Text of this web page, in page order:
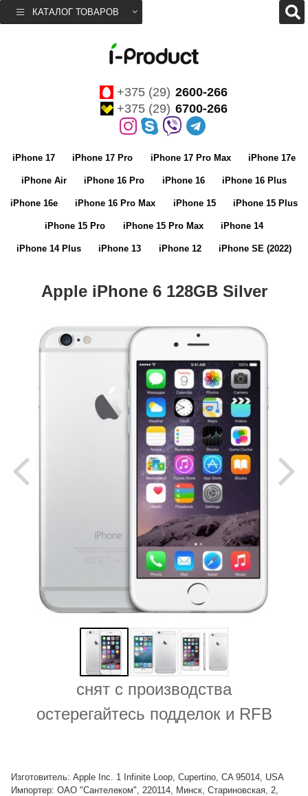
КАТАЛОГ ТОВАРОВ
+375 (29) 2600-266
+375 (29) 6700-266
iPhone 17 iPhone 17 Pro iPhone 17 Pro Max iPhone 17e
iPhone Air iPhone 16 Pro iPhone 16 iPhone 16 Plus
iPhone 16e iPhone 16 Pro Max iPhone 15 iPhone 15 Plus
iPhone 15 Pro iPhone 15 Pro Max iPhone 14
iPhone 14 Plus iPhone 13 iPhone 12 iPhone SE (2022)
Apple iPhone 6 128GB Silver
снят с производства
остерегайтесь подделок и RFB
Изготовитель: Apple Inc. 1 Infinite Loop, Cupertino, CA 95014, USA
Импортер: ОАО "Сантелеком", 220114, Минск, Стариновская, 2,